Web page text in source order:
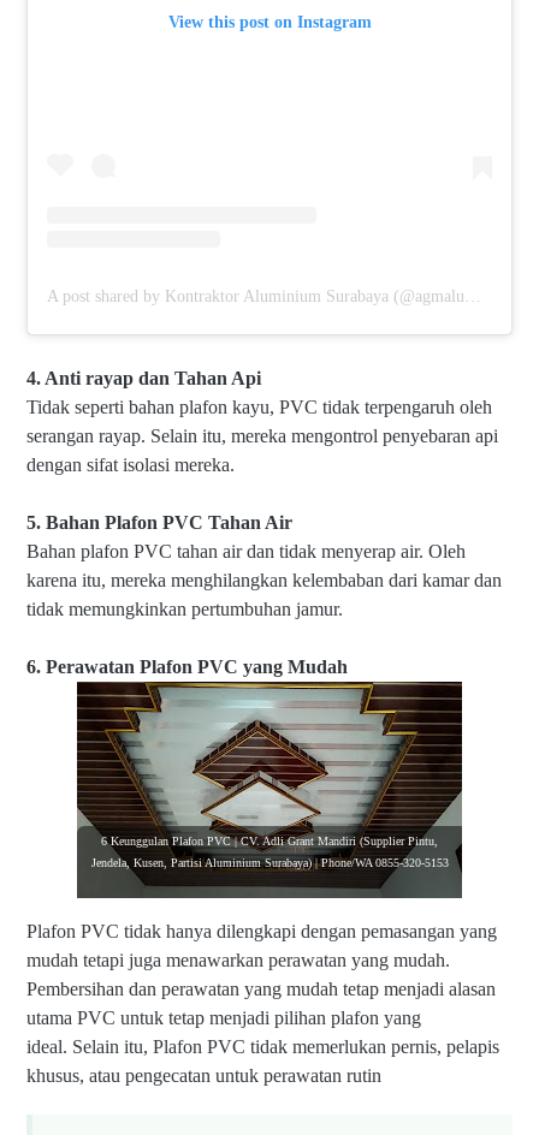
View this post on Instagram
A post shared by Kontraktor Aluminium Surabaya (@agmaluminium)
4. Anti rayap dan Tahan Api
Tidak seperti bahan plafon kayu, PVC tidak terpengaruh oleh
serangan rayap. Selain itu, mereka mengontrol penyebaran api
dengan sifat isolasi mereka.
5. Bahan Plafon PVC Tahan Air
Bahan plafon PVC tahan air dan tidak menyerap air. Oleh
karena itu, mereka menghilangkan kelembaban dari kamar dan
tidak memungkinkan pertumbuhan jamur.
6. Perawatan Plafon PVC yang Mudah
6 Keunggulan Plafon PVC | CV. Adli Grant Mandiri (Supplier Pintu,
Jendela, Kusen, Partisi Aluminium Surabaya) | Phone/WA 0855-320-5153
Plafon PVC tidak hanya dilengkapi dengan pemasangan yang
mudah tetapi juga menawarkan perawatan yang mudah.
Pembersihan dan perawatan yang mudah tetap menjadi alasan
utama PVC untuk tetap menjadi pilihan plafon yang
ideal. Selain itu, Plafon PVC tidak memerlukan pernis, pelapis
khusus, atau pengecatan untuk perawatan rutin